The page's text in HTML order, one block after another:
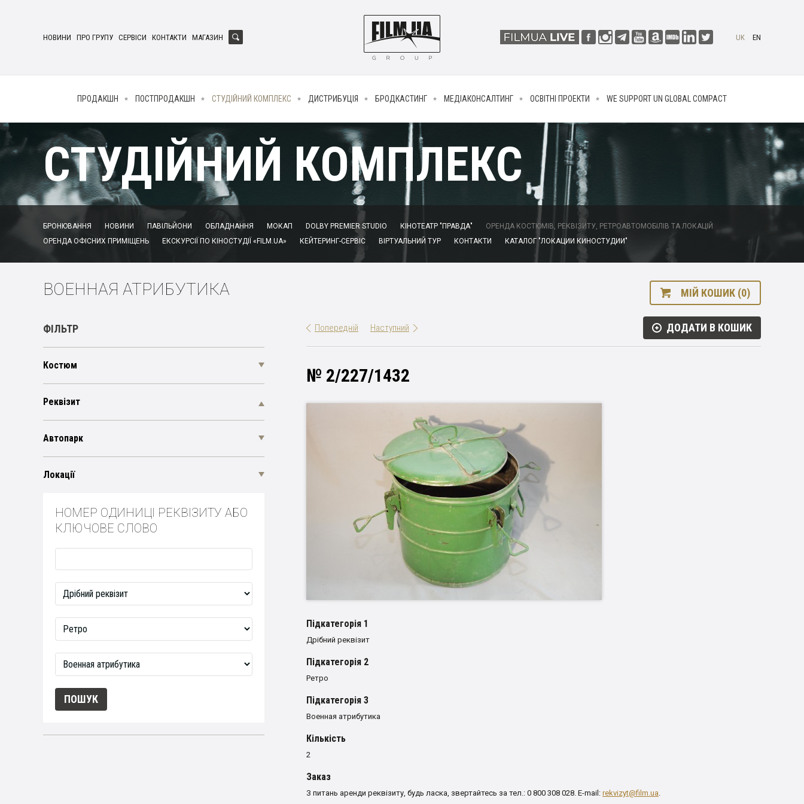
НОВИНИ ПРО ГРУПУ СЕРВІСИ КОНТАКТИ МАГАЗИН UK EN
ПРОДАКШН ПОСТПРОДАКШН СТУДІЙНИЙ КОМПЛЕКС ДИСТРИБУЦІЯ БРОДКАСТИНГ МЕДІАКОНСАЛТИНГ ОСВІТНІ ПРОЕКТИ WE SUPPORT UN GLOBAL COMPACT
СТУДІЙНИЙ КОМПЛЕКС
БРОНЮВАННЯ НОВИНИ ПАВІЛЬЙОНИ ОБЛАДНАННЯ МОКАП DOLBY PREMIER STUDIO КІНОТЕАТР "ПРАВДА"
ОРЕНДА КОСТЮМІВ, РЕКВІЗИТУ, РЕТРОАВТОМОБІЛІВ ТА ЛОКАЦІЙ
ОРЕНДА ОФІСНИХ ПРИМІЩЕНЬ
ЕКСКУРСІЇ ПО КІНОСТУДІЇ «FILM.UA» КЕЙТЕРИНГ-СЕРВІС ВІРТУАЛЬНИЙ ТУР КОНТАКТИ КАТАЛОГ "ЛОКАЦИИ КИНОСТУДИИ"
ВОЕННАЯ АТРИБУТИКА МІЙ КОШИК (0)
ФІЛЬТР
Костюм
Реквізит
Автопарк
Локації
НОМЕР ОДИНИЦІ РЕКВІЗИТУ АБО
КЛЮЧОВЕ СЛОВО
Попередній Наступний ДОДАТИ В КОШИК
№ 2/227/1432
Пiдкатегорiя 1
Дрібний реквізит
Пiдкатегорiя 2
Ретро
Пiдкатегорiя 3
Военная атрибутика
Кількість
2
Заказ
З питань аренди реквізиту, будь ласка, звертайтесь за тел.: 0 800 308 028. E-mail: rekvizyt@film.ua.